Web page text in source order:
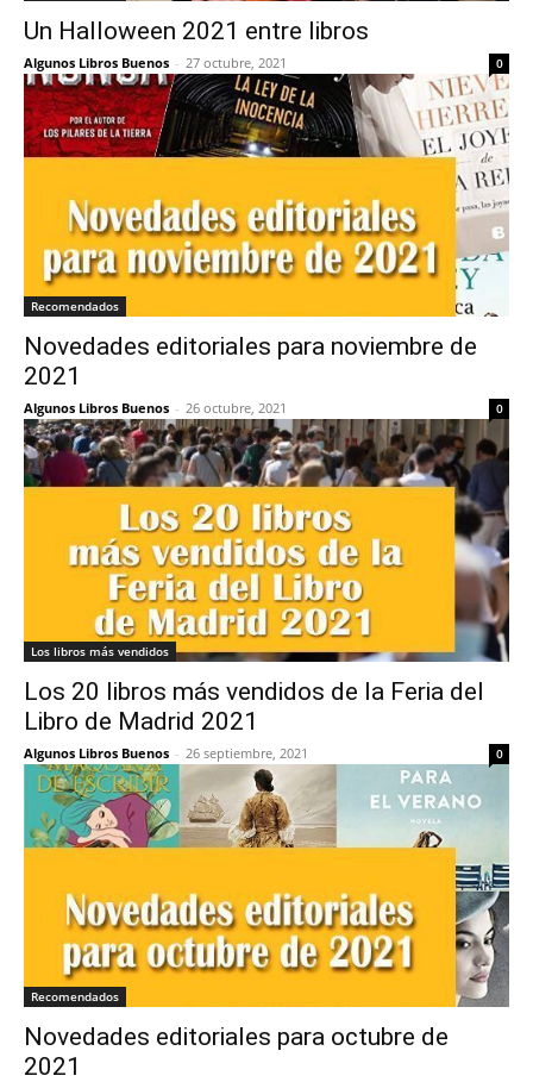
Un Halloween 2021 entre libros
Algunos Libros Buenos - 27 octubre, 2021 0
Recomendados
Novedades editoriales para noviembre de
2021
Algunos Libros Buenos - 26 octubre, 2021 0
Los libros más vendidos
Los 20 libros más vendidos de la Feria del
Libro de Madrid 2021
Algunos Libros Buenos - 26 septiembre, 2021 0
Recomendados
Novedades editoriales para octubre de
2021